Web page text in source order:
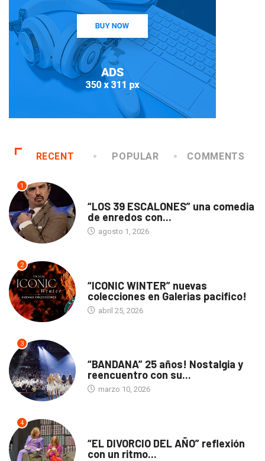
RECENT POPULAR COMMENTS
1
“LOS 39 ESCALONES” una comedia
de enredos con...
agosto 1, 2026
2
“ICONIC WINTER” nuevas
colecciones en Galerias pacifico!
abril 25, 2026
3
“BANDANA” 25 años! Nostalgia y
reencuentro con su...
marzo 10, 2026
4
“EL DIVORCIO DEL AÑO” reflexión
con un ritmo...